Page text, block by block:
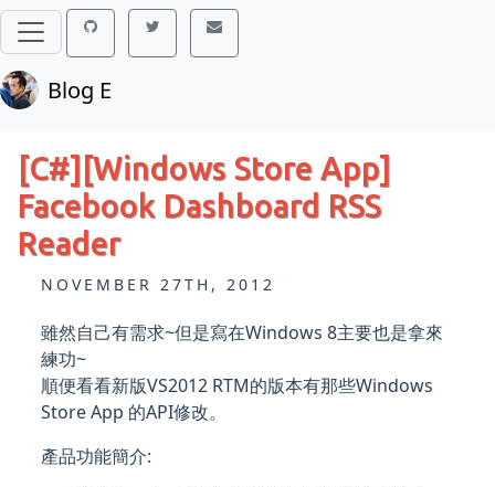
Blog E
[C#][Windows Store App]
Facebook Dashboard RSS
Reader
NOVEMBER 27TH, 2012
雖然自己有需求~但是寫在Windows 8主要也是拿來
練功~
順便看看新版VS2012 RTM的版本有那些Windows
Store App 的API修改。
產品功能簡介: